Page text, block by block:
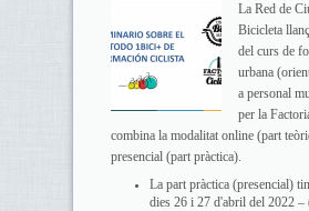
La Red de
Bicicleta
del curs de
urbana
a personal
per la
combina la modalitat online (part
presencial (part pràctica).
La part pràctica (presencial)
dies 26 i 27 d'abril del 2022 –